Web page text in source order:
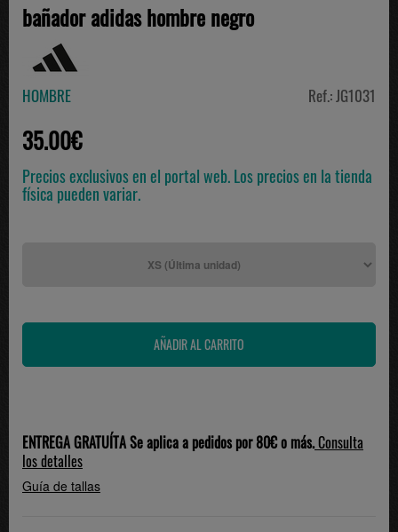
bañador adidas hombre negro
HOMBRE Ref.: JG1031
35.00€
Precios exclusivos en el portal web. Los precios en la tienda
física pueden variar.
ENTREGA GRATUÍTA Se aplica a pedidos por 80€ o más.Consulta
los detalles
Guía de tallas